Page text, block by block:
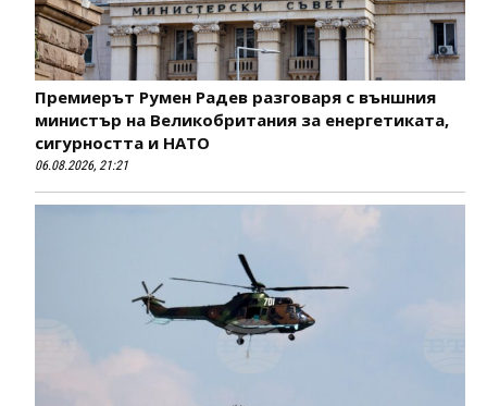
Премиерът Румен Радев разговаря с външния
министър на Великобритания за енергетиката,
сигурността и НАТО
06.08.2026, 21:21